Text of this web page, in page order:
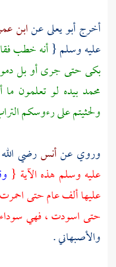
أخرجأبو يعلىعنابن
عليه وسلم {أنه خطب
بكى حتى جرى أو بل
محمد بيده لو تعلمون
ولحثيتم على رءوسكم
وروي عنأنسرضي
عليه وسلم هذه الآية {
عليها ألف عام حتى
حتى اسودت ، فهي سوداء
والأصبهاني.